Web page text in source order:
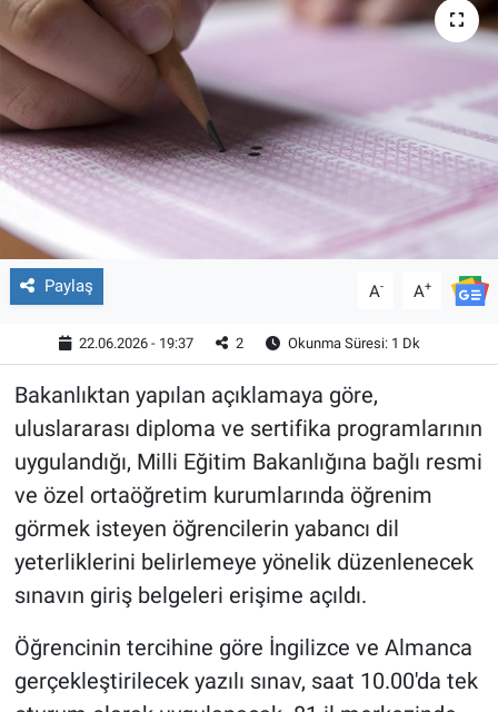
Paylaş A- A+
22.06.2026 - 19:37 2 Okunma Süresi: 1 Dk
Bakanlıktan yapılan açıklamaya göre,
uluslararası diploma ve sertifika programlarının
uygulandığı, Milli Eğitim Bakanlığına bağlı resmi
ve özel ortaöğretim kurumlarında öğrenim
görmek isteyen öğrencilerin yabancı dil
yeterliklerini belirlemeye yönelik düzenlenecek
sınavın giriş belgeleri erişime açıldı.
Öğrencinin tercihine göre İngilizce ve Almanca
gerçekleştirilecek yazılı sınav, saat 10.00'da tek